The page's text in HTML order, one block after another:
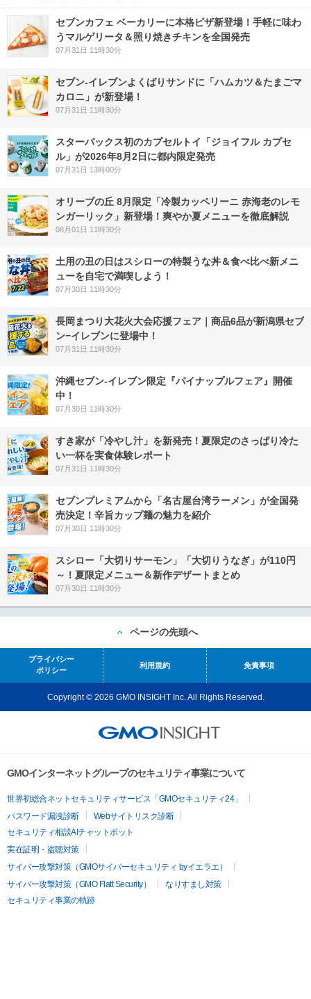
セブンカフェ ベーカリーに本格ピザ新登場！手軽に味わ
うマルゲリータ＆照り焼きチキンを全国発売
07月31日 11時30分
セブン‐イレブンよくばりサンドに「ハムカツ＆たまごマ
カロニ」が新登場！
07月31日 11時30分
スターバックス初のカプセルトイ「ジョイフル カプセ
ル」が2026年8月2日に都内限定発売
07月31日 13時00分
オリーブの丘 8月限定「冷製カッペリーニ 赤海老のレモ
ンガーリック」新登場！爽やか夏メニューを徹底解説
08月01日 11時30分
土用の丑の日はスシローの特製うな丼＆食べ比べ新メニ
ューを自宅で満喫しよう！
07月30日 11時30分
長岡まつり大花火大会応援フェア｜商品6品が新潟県セブ
ン−イレブンに登場中！
07月31日 11時30分
沖縄セブン‐イレブン限定『パイナップルフェア』開催
中！
07月30日 11時30分
すき家が「冷やし汁」を新発売！夏限定のさっぱり冷た
い一杯を実食体験レポート
07月31日 11時30分
セブンプレミアムから「名古屋台湾ラーメン」が全国発
売決定！辛旨カップ麺の魅力を紹介
07月30日 11時30分
スシロー「大切りサーモン」「大切りうなぎ」が110円
～！夏限定メニュー＆新作デザートまとめ
07月30日 11時30分
ページの先頭へ
プライバシー
ポリシー
利用規約 免責事項
Copyright © 2026 GMO INSIGHT Inc. All Rights Reserved.
GMOインターネットグループのセキュリティ事業について
世界初総合ネットセキュリティサービス「GMOセキュリティ24」
パスワード漏洩診断
Webサイトリスク診断
セキュリティ相談AIチャットボット
実在証明・盗聴対策
サイバー攻撃対策（GMOサイバーセキュリティ byイエラエ）
サイバー攻撃対策（GMO Flatt Security）
なりすまし対策
セキュリティ事業の軌跡